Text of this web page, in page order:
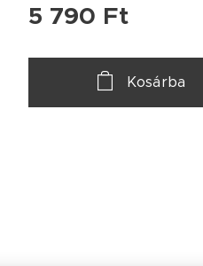
5 790 Ft
Kosárba